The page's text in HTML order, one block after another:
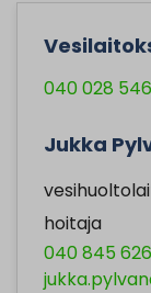
040 028
Jukka
hoitaja
040 845